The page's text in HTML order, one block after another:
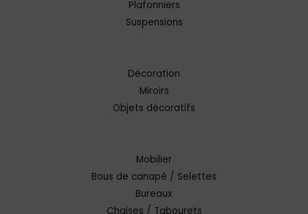
Plafonniers
Suspensions
Décoration
Miroirs
Objets décoratifs
Mobilier
Bous de canapé / Selettes
Bureaux
Chaises / Tabourets